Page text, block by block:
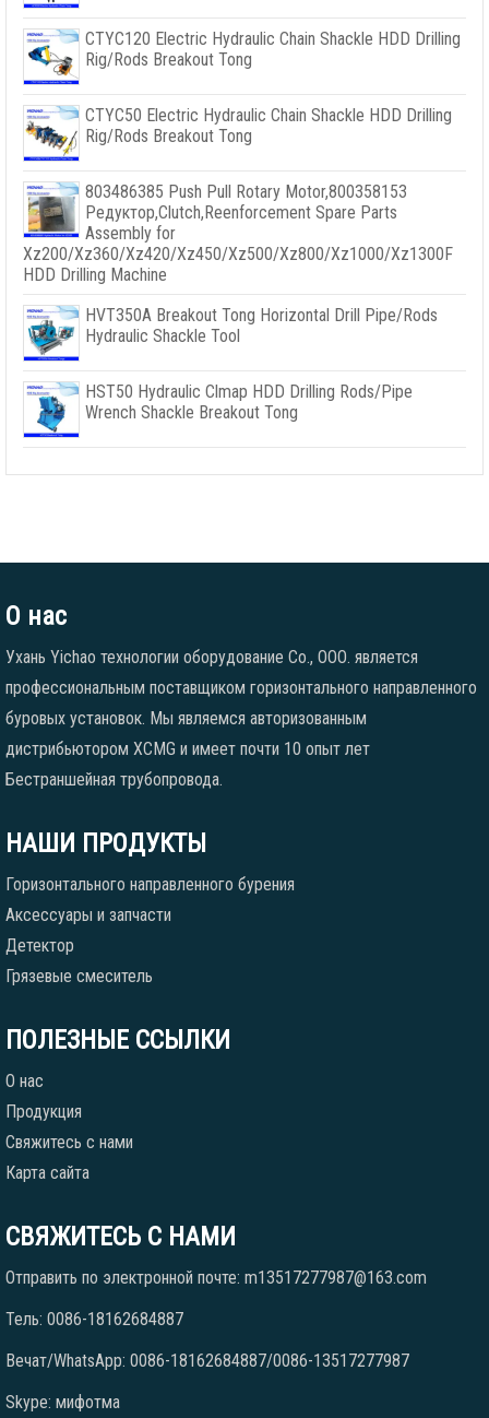
CTYC120 Electric Hydraulic Chain Shackle HDD Drilling
Rig/Rods Breakout Tong
CTYC50 Electric Hydraulic Chain Shackle HDD Drilling
Rig/Rods Breakout Tong
803486385 Push Pull Rotary Motor,800358153
Редуктор,Clutch, Reenforcement Spare Parts
Assembly for
Xz200/Xz360/Xz420/Xz450/Xz500/Xz800/Xz1000/Xz1300F
HDD Drilling Machine
HVT350A Breakout Tong Horizontal Drill Pipe/Rods
Hydraulic Shackle Tool
HST50 Hydraulic Clmap HDD Drilling Rods/Pipe
Wrench Shackle Breakout Tong
О нас
Ухань Yichao технологии оборудование Co., ООО. является
профессиональным поставщиком горизонтального направленного
буровых установок. Мы являемся авторизованным
дистрибьютором XCMG и имеет почти 10 опыт лет
Бестраншейная трубопровода.
НАШИ ПРОДУКТЫ
Горизонтального направленного бурения
Аксессуары и запчасти
Детектор
Грязевые смеситель
ПОЛЕЗНЫЕ ССЫЛКИ
О нас
Продукция
Свяжитесь с нами
Карта сайта
СВЯЖИТЕСЬ С НАМИ
Отправить по электронной почте: m13517277987@163.com
Тель: 0086-18162684887
Вечат/WhatsApp: 0086-18162684887/0086-13517277987
Skype: мифотма